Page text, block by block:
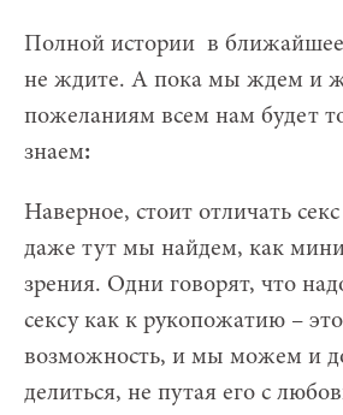
Полной истории в ближайшее
не ждите. А пока мы ждем и
пожеланиям всем нам будет
знаем:
Наверное, стоит отличать
даже тут мы найдем, как
зрения. Одни говорят, что
сексу как к рукопожатию –
возможность, и мы можем и
делиться, не путая его с